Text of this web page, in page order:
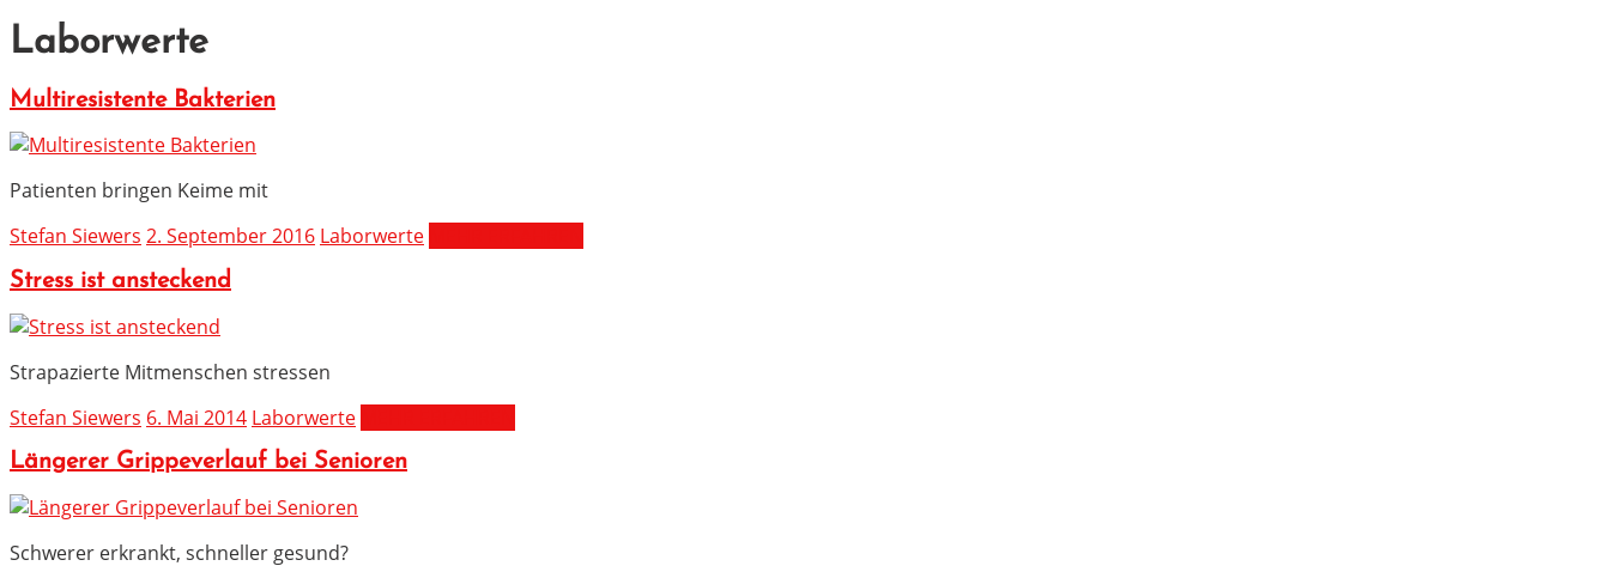
Laborwerte
Multiresistente Bakterien
Patienten bringen Keime mit
Stefan Siewers 2. September 2016 Laborwerte
Stress ist ansteckend
Strapazierte Mitmenschen stressen
Stefan Siewers 6. Mai 2014 Laborwerte
Längerer Grippeverlauf bei Senioren
Schwerer erkrankt, schneller gesund?